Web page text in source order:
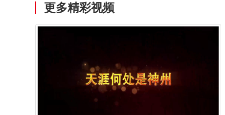
更多精彩视频